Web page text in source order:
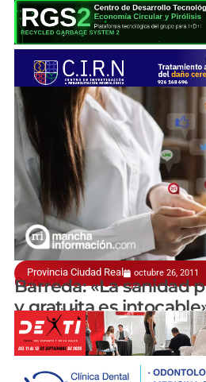
Provincia Ciudad Real octubre 26, 2011
Coincide con el Colegio de
Barreda: «La sanidad
y gratuita es
manchainformacion.com